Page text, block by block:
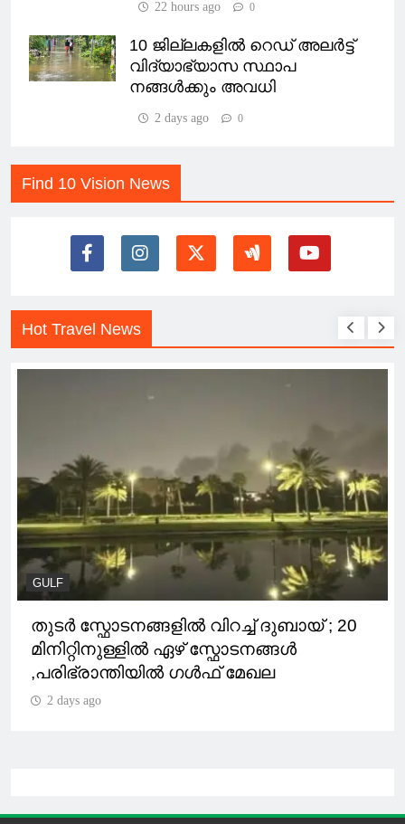
22 hours ago 0
10 ജില്ലകളിൽ റെഡ് അലർട്ട്
വിദ്യാഭ്യാസ സ്ഥാപ
നങ്ങൾക്കും അവധി
2 days ago 0
Find 10 Vision News
Hot Travel News
GULF
തുടർ സ്ഫോടനങ്ങളിൽ വിറച്ച് ദുബായ് ; 20
മിനിറ്റിനുള്ളിൽ ഏഴ് സ്ഫോടനങ്ങൾ
,പരിഭ്രാന്തിയിൽ ഗൾഫ് മേഖല
2 days ago